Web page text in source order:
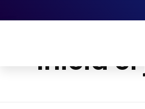
Inicia